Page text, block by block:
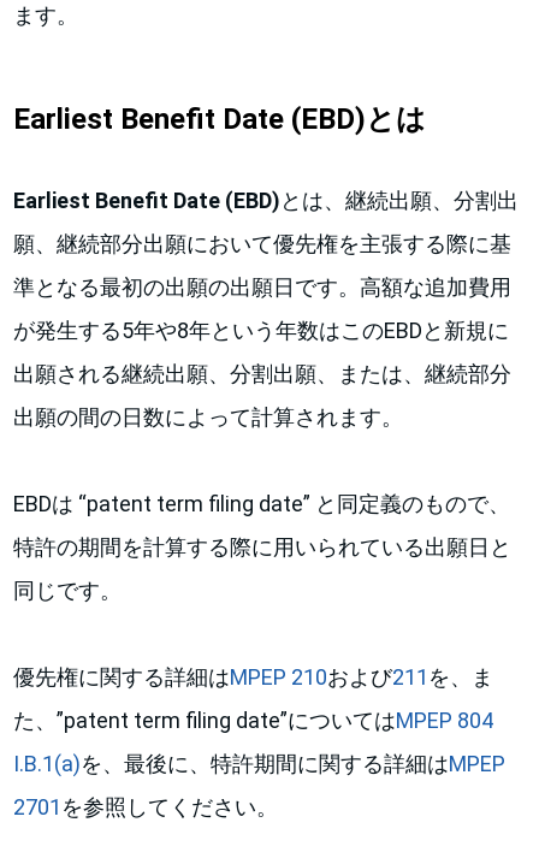
ます。
Earliest Benefit Date (EBD)とは
Earliest Benefit Date (EBD)とは、継続出願、分割出
願、継続部分出願において優先権を主張する際に基
準となる最初の出願の出願日です。高額な追加費用
が発生する5年や8年という年数はこのEBDと新規に
出願される継続出願、分割出願、または、継続部分
出願の間の日数によって計算されます。
EBDは “patent term filing date” と同定義のもので、
特許の期間を計算する際に用いられている出願日と
同じです。
優先権に関する詳細はMPEP 210および211 を、ま
た、”patent term filing date”についてはMPEP 804
I.B.1(a)を、最後に、特許期間に関する詳細はMPEP
2701 を参照してください。